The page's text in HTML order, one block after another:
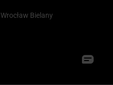
Wrocław Bielany